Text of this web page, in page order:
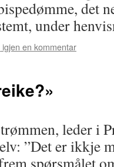
det
under
igjen en kommentar
leder i
”Det er ikkje
spørsmålet